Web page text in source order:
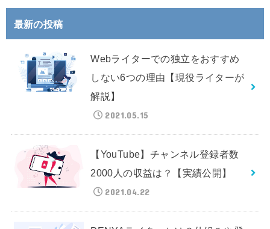
最新の投稿
Webライターでの独立をおすすめ
しない6つの理由【現役ライターが
解説】
2021.05.15
【YouTube】チャンネル登録者数
2000人の収益は？【実績公開】
2021.04.22